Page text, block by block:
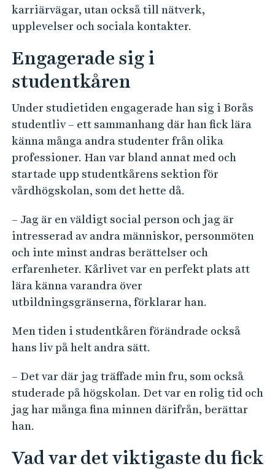
karriärvägar, utan också till nätverk,
upplevelser och sociala kontakter.
Engagerade sig i
studentkåren
Under studietiden engagerade han sig i Borås
studentliv – ett sammanhang där han fick lära
känna många andra studenter från olika
professioner. Han var bland annat med och
startade upp studentkårens sektion för
vårdhögskolan, som det hette då.
– Jag är en väldigt social person och jag är
intresserad av andra människor, personmöten
och inte minst andras berättelser och
erfarenheter. Kårlivet var en perfekt plats att
lära känna varandra över
utbildningsgränserna, förklarar han.
Men tiden i studentkåren förändrade också
hans liv på helt andra sätt.
– Det var där jag träffade min fru, som också
studerade på högskolan. Det var en rolig tid och
jag har många fina minnen därifrån, berättar
han.
Vad var det viktigaste du fick